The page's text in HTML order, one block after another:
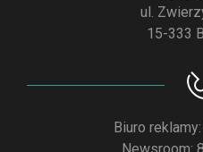
ul.
15-333
Biuro